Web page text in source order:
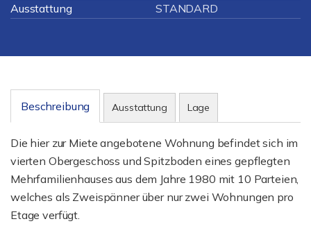
Ausstattung
STANDARD
Beschreibung Ausstattung Lage
Die hier zur Miete angebotene Wohnung befindet sich im
vierten Obergeschoss und Spitzboden eines gepflegten
Mehrfamilienhauses aus dem Jahre 1980 mit 10 Parteien,
welches als Zweispänner über nur zwei Wohnungen pro
Etage verfügt.